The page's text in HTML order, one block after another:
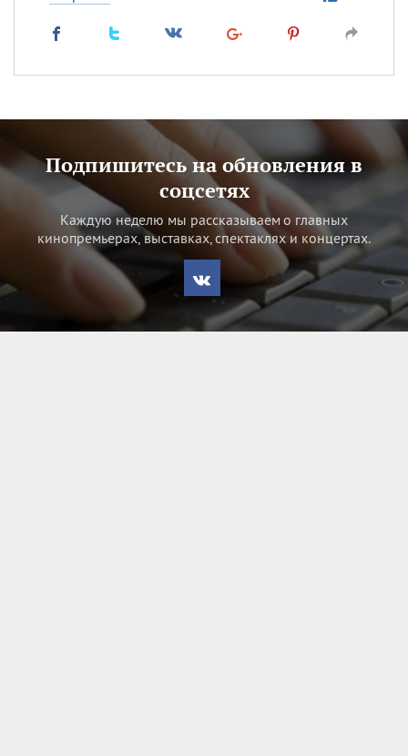
Подпишитесь на обновления в
соцсетях
Каждую неделю мы рассказываем о главных
кинопремьерах, выставках, спектаклях и концертах.